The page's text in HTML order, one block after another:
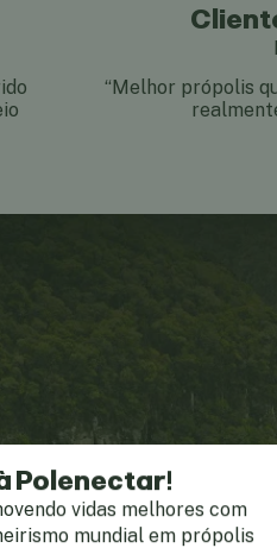
“Melhor própolis
Polenectar!
vidas melhores com
mundial em própolis